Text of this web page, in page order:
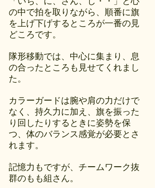
の中で拍を取りながら、順番に旗
を上げ下げするところが一番の見
どころです。
隊形移動では、中心に集まり、息
の合ったところも見せてくれまし
た。
カラーガードは腕や肩の力だけで
なく、持久力に加え、旗を振った
り回したりするときに姿勢を保
つ、体のバランス感覚が必要とさ
れます。
記憶力もですが、チームワーク抜
群のもも組さん。